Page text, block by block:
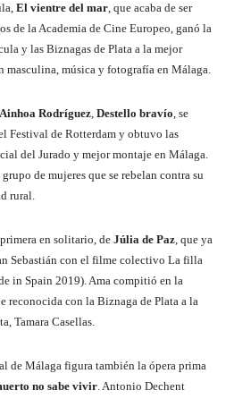
El vientre del mar, que acaba de ser
de la Academia de Cine Europeo, ganó la
y las Biznagas de Plata a la mejor
música y fotografía en Málaga.
Ainhoa Rodríguez, Destello bravío, se
Festival de Rotterdam y obtuvo las
del Jurado y mejor montaje en Málaga.
de mujeres que se rebelan contra su
rural.
en solitario, de Júlia de Paz, que ya
Sebastián con el filme colectivo La filla
in Spain 2019). Ama compitió en la
reconocida con la Biznaga de Plata a la
Tamara Casellas.
de Málaga figura también la ópera prima
no sabe vivir. Antonio Dechent